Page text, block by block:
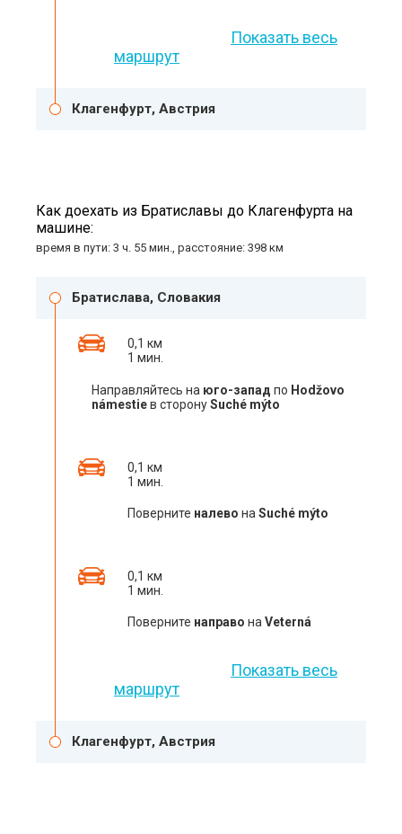
Показать весь
маршрут
Клагенфурт, Австрия
Как доехать из Братиславы до Клагенфурта на
машине:
время в пути: 3 ч. 55 мин., расстояние: 398 км
Братислава, Словакия
0,1 км
1 мин.
Направляйтесь на юго-запад по Hodžovo
námestieв сторонуSuché mýto
0,1 км
1 мин.
Поверните налево на Suché mýto
0,1 км
1 мин.
Поверните направо на Veterná
Показать весь
маршрут
Клагенфурт, Австрия